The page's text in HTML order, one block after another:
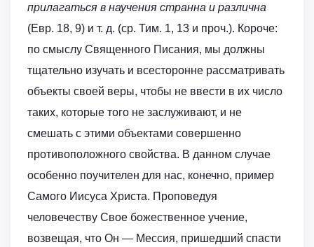
прилагаться в научения странна и различна
(Евр. 18, 9) и т. д. (ср. Тим. 1, 13 и проч.). Короче:
по смыслу Священного Писания, мы должны
тщательно изучать и всесторонне рассматривать
объекты своей веры, чтобы не ввести в их число
таких, которые того не заслуживают, и не
смешать с этими объектами совершенно
противоположного свойства. В данном случае
особенно поучителен для нас, конечно, пример
Самого Иисуса Христа. Проповедуя
человечеству Свое божественное учение,
возвещая, что Он — Мессия, пришедший спасти